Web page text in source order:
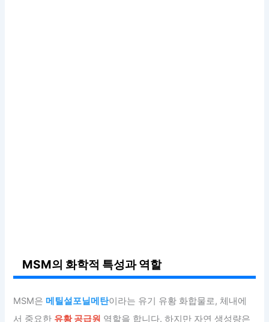
MSM의 화학적 특성과 역할
MSM은메틸설포닐메탄이라는 유기 유황 화합물로, 체내에
서 중요한 유황 공급원 역할을 합니다. 하지만 자연 생성량은